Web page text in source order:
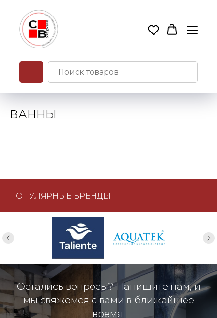
ВАННЫ
ПОПУЛЯРНЫЕ БРЕНДЫ
Остались вопросы? Напишите нам, и
мы свяжемся с вами в ближайшее
время.